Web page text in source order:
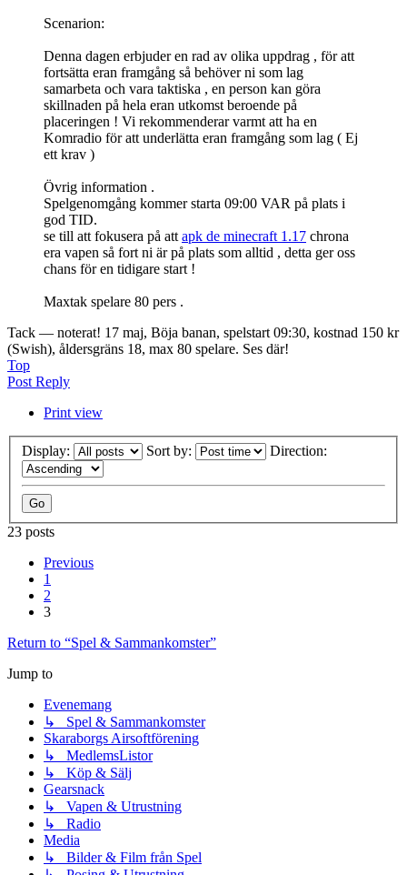
Scenarion:
Denna dagen erbjuder en rad av olika uppdrag , för att
fortsätta eran framgång så behöver ni som lag
samarbeta och vara taktiska , en person kan göra
skillnaden på hela eran utkomst beroende på
placeringen ! Vi rekommenderar varmt att ha en
Komradio för att underlätta eran framgång som lag ( Ej
ett krav )
Övrig information .
Spelgenomgång kommer starta 09:00 VAR på plats i
god TID.
se till att fokusera på att apk de minecraft 1.17 chrona
era vapen så fort ni är på plats som alltid , detta ger oss
chans för en tidigare start !
Maxtak spelare 80 pers .
Tack — noterat! 17 maj, Böja banan, spelstart 09:30, kostnad 150 kr
(Swish), åldersgräns 18, max 80 spelare. Ses där!
Top
Post Reply
Print view
Display: Sort by: Direction:
23 posts
Previous
1
2
3
Return to “Spel & Sammankomster”
Jump to
Evenemang
↳ Spel & Sammankomster
Skaraborgs Airsoftförening
↳ MedlemsListor
↳ Köp & Sälj
Gearsnack
↳ Vapen & Utrustning
↳ Radio
Media
↳ Bilder & Film från Spel